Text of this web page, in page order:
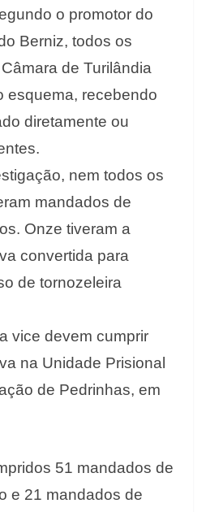
o promotor do
Berniz, todos os
de Turilândia
esquema, recebendo
diretamente ou
nem todos os
mandados de
Onze tiveram a
convertida para
de tornozeleira
vice devem cumprir
na Unidade Prisional
de Pedrinhas, em
51 mandados de
e 21 mandados de